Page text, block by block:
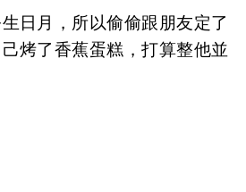
日月，所以偷偷跟朋友定了
烤了香蕉蛋糕，打算整他並